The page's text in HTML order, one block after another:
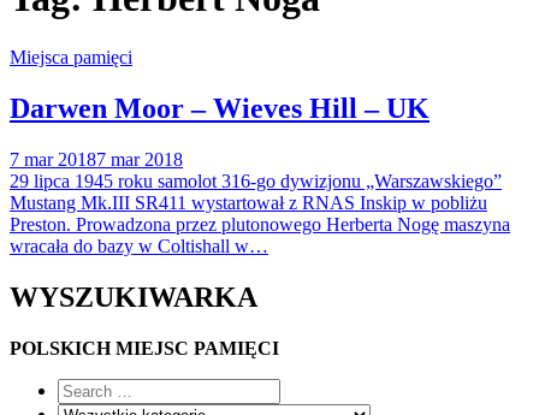
Miejsca pamięci
Darwen Moor – Wieves Hill – UK
7 mar 20187 mar 2018
29 lipca 1945 roku samolot 316-go dywizjonu „Warszawskiego”
Mustang Mk.III SR411 wystartował z RNAS Inskip w pobliżu
Preston. Prowadzona przez plutonowego Herberta Nogę maszyna
wracała do bazy w Coltishall w…
WYSZUKIWARKA
POLSKICH MIEJSC PAMIĘCI